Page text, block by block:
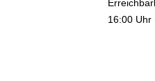
16:00 Uhr